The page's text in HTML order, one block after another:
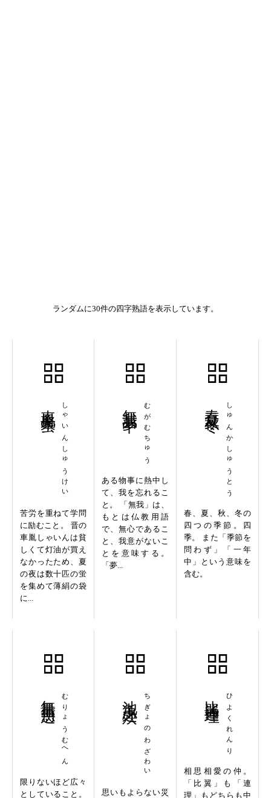
ランダムに30件の四字熟語を表示しています。
しゃいんしゅうけい
苦労を重ねて学問
に励むこと。 晋の
車胤しゃいんは貧
しくて灯油が買え
なかったため、夏
の夜は数十匹の蛍
を集めて薄絹の袋
に...
むがむちゅう
ある物事に熱中し
て、我を忘れるこ
と。 「無我」は、
もとは仏教用語
で、無心であるこ
と、我意がないこ
とを意味する。
「夢...
しゅんかしゅうとう
春、夏、秋、冬の
四つの季節。四
季。 また「季節を
問わず」「一年
中」という意味を
含む。
むりょうむへん
限りないほど広々
としていること。
ちぎょのわざわい
思いもよらない災
ひよくれんり
相思相愛の仲。
「比翼」も「連
理」もどちらも中